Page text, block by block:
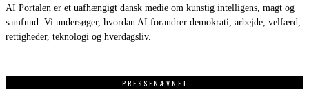
AI Portalen er et uafhængigt dansk medie om kunstig intelligens, magt og
samfund. Vi undersøger, hvordan AI forandrer demokrati, arbejde, velfærd,
rettigheder, teknologi og hverdagsliv.
PRESSENÆVNET